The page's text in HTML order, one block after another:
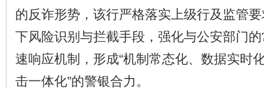
的反诈形势，该行严格落实上级行及监管
下风险识别与拦截手段，强化与公安部门
速响应机制，形成“机制常态化、数据实时
击一体化”的警银合力。